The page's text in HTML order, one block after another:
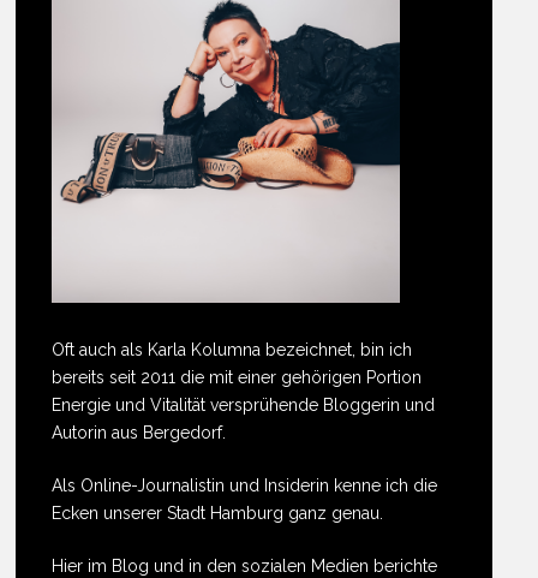
Oft auch als Karla Kolumna bezeichnet, bin ich
bereits seit 2011 die mit einer gehörigen Portion
Energie und Vitalität versprühende Bloggerin und
Autorin aus Bergedorf.
Als Online-Journalistin und Insiderin kenne ich die
Ecken unserer Stadt Hamburg ganz genau.
Hier im Blog und in den sozialen Medien berichte